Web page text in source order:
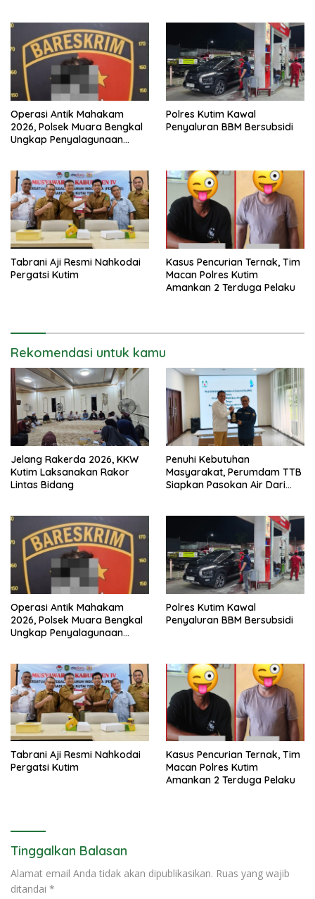
Operasi Antik Mahakam
2026, Polsek Muara Bengkal
Ungkap Penyalagunaan
Polres Kutim Kawal
Penyaluran BBM Bersubsidi
Tabrani Aji Resmi Nahkodai
Pergatsi Kutim
Kasus Pencurian Ternak, Tim
Macan Polres Kutim
Amankan 2 Terduga Pelaku
Rekomendasi untuk kamu
Jelang Rakerda 2026, KKW
Kutim Laksanakan Rakor
Lintas Bidang
Penuhi Kebutuhan
Masyarakat, Perumdam TTB
Siapkan Pasokan Air Dari
Operasi Antik Mahakam
2026, Polsek Muara Bengkal
Ungkap Penyalagunaan
Polres Kutim Kawal
Penyaluran BBM Bersubsidi
Tabrani Aji Resmi Nahkodai
Pergatsi Kutim
Kasus Pencurian Ternak, Tim
Macan Polres Kutim
Amankan 2 Terduga Pelaku
Tinggalkan Balasan
Alamat email Anda tidak akan dipublikasikan. Ruas yang wajib
ditandai *